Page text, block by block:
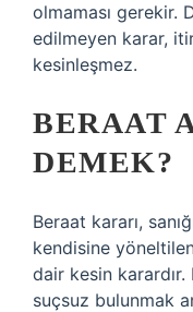
olmaması gerekir.
edilmeyen karar,
kesinleşmez.
BERAAT
DEMEK?
Beraat kararı,
kendisine
dair kesin
suçsuz bulunmak